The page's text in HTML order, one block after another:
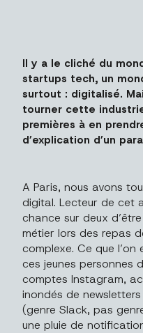
Il y a le cliché du
startups tech, un
surtout : digitalisé.
tourner cette
premières à en
d’explication d’un
A Paris, nous avons
digital. Lecteur de cet
chance sur deux
métier lors des repas
complexe. Ce que l’on
ces jeunes personnes
comptes Instagram,
inondés de
(genre Slack, pas
une pluie de